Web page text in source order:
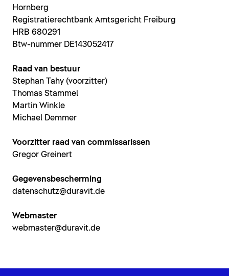
Hornberg
Registratierechtbank Amtsgericht Freiburg
HRB 680291
Btw-nummer DE143052417
Raad van bestuur
Stephan Tahy (voorzitter)
Thomas Stammel
Martin Winkle
Michael Demmer
Voorzitter raad van commissarissen
Gregor Greinert
Gegevensbescherming
datenschutz@duravit.de
Webmaster
webmaster@duravit.de